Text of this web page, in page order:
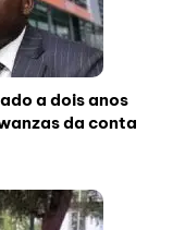
a dois anos
da conta